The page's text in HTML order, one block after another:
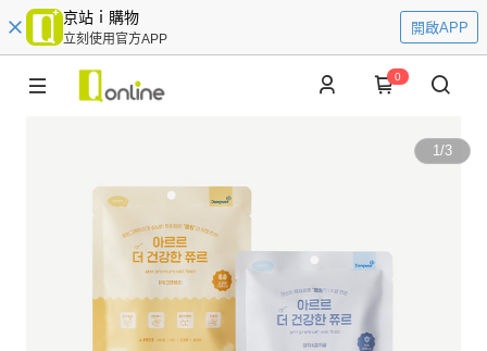
京站ｉ購物
立刻使用官方APP
開啟APP
0
1/3